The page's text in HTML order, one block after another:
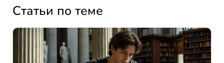
Статьи по теме